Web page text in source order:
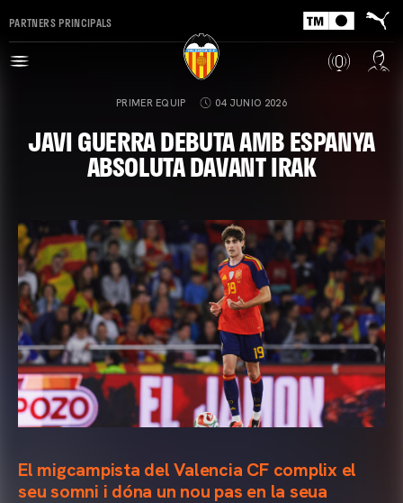
PARTNERS PRINCIPALS
PRIMER EQUIP 04 JUNIO 2026
JAVI GUERRA DEBUTA AMB ESPANYA
ABSOLUTA DAVANT IRAK
El migcampista del Valencia CF complix el
seu somni i dóna un nou pas en la seua